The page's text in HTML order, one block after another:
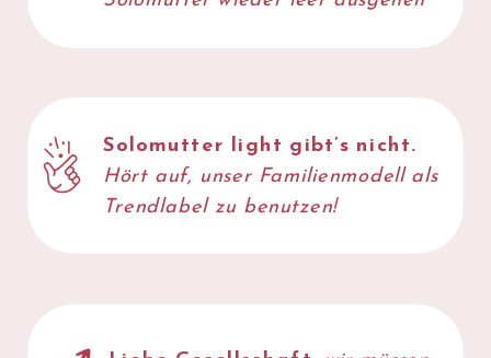
Solomutter light gibt’s nicht.
Hört auf, unser Familienmodell als
Trendlabel zu benutzen!